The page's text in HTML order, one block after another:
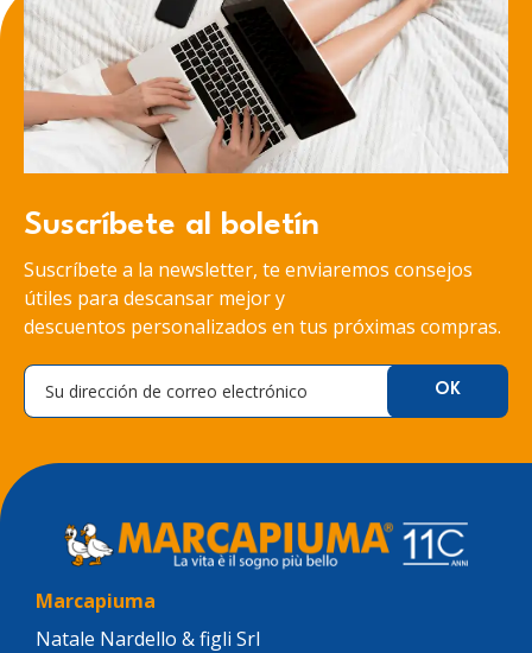
Suscríbete al boletín
Suscríbete a la newsletter, te enviaremos consejos
útiles para descansar mejor y
descuentos personalizados en tus próximas compras.
Marcapiuma
Natale Nardello & figli Srl